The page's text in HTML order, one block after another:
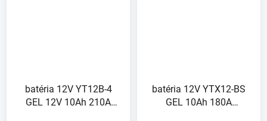
batéria 12V YT12B-4
GEL 12V 10Ah 210A
batéria 12V YTX12-BS
GEL 10Ah 180A